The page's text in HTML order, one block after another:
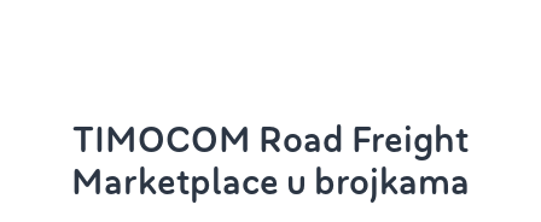
TIMOCOM Road Freight
Marketplace u brojkama